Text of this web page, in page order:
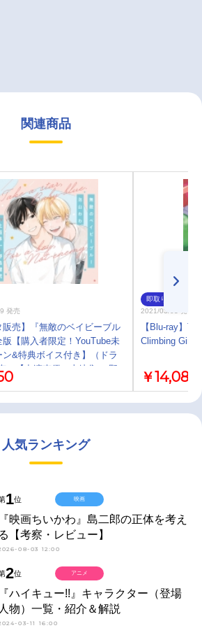
関連商品
発売
販売】『無敵のベイビーブル
版【購入者限定！YouTube未
ン&特典ボイス付き】（ドラ
）【出演声優：土岐隼一 野
即取り
2021/03/03 発売
【Blu-ray】
Climbing Girls-
￥14,080
人気ランキング
1位
『映画ちいかわ』島二郎の正体を考え
る【考察・レビュー】
08-03 12:00
映画
2位
『ハイキュー!!』キャラクター（登場
人物）一覧・紹介＆解説
03-11 16:00
アニメ